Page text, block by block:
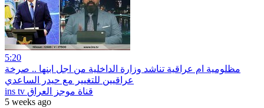
5:20
مظلومية ام عراقية تناشد وزارة الداخلية من اجل ابنها .. صرخة
عراقيين للتغيير مع حيدر الساعدي
ins tv قناة موجز العراق
5 weeks ago